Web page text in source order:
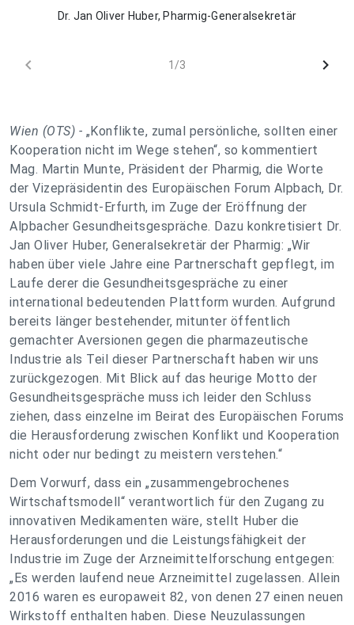
Dr. Jan Oliver Huber, Pharmig-Generalsekretär
chevron_left 1/3 chevron_right
Wien (OTS) - „Konflikte, zumal persönliche, sollten einer
Kooperation nicht im Wege stehen“, so kommentiert
Mag. Martin Munte, Präsident der Pharmig, die Worte
der Vizepräsidentin des Europäischen Forum Alpbach, Dr.
Ursula Schmidt-Erfurth, im Zuge der Eröffnung der
Alpbacher Gesundheitsgespräche. Dazu konkretisiert Dr.
Jan Oliver Huber, Generalsekretär der Pharmig: „Wir
haben über viele Jahre eine Partnerschaft gepflegt, im
Laufe derer die Gesundheitsgespräche zu einer
international bedeutenden Plattform wurden. Aufgrund
bereits länger bestehender, mitunter öffentlich
gemachter Aversionen gegen die pharmazeutische
Industrie als Teil dieser Partnerschaft haben wir uns
zurückgezogen. Mit Blick auf das heurige Motto der
Gesundheitsgespräche muss ich leider den Schluss
ziehen, dass einzelne im Beirat des Europäischen Forums
die Herausforderung zwischen Konflikt und Kooperation
nicht oder nur bedingt zu meistern verstehen.“
Dem Vorwurf, dass ein „zusammengebrochenes
Wirtschaftsmodell“ verantwortlich für den Zugang zu
innovativen Medikamenten wäre, stellt Huber die
Herausforderungen und die Leistungsfähigkeit der
Industrie im Zuge der Arzneimittelforschung entgegen:
„Es werden laufend neue Arzneimittel zugelassen. Allein
2016 waren es europaweit 82, von denen 27 einen neuen
Wirkstoff enthalten haben. Diese Neuzulassungen